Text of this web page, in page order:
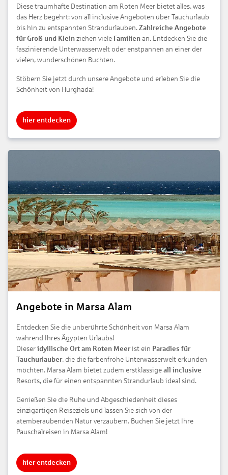
Diese traumhafte Destination am Roten Meer bietet alles, was
das Herz begehrt: von all inclusive Angeboten über Tauchurlaub
bis hin zu entspannten Strandurlauben. Zahlreiche Angebote
für Groß und Klein ziehen viele Familien an. Entdecken Sie die
faszinierende Unterwasserwelt oder enstpannen an einer der
vielen, wunderschönen Buchten.
Stöbern Sie jetzt durch unsere Angebote und erleben Sie die
Schönheit von Hurghada!
hier entdecken
Angebote in Marsa Alam
Entdecken Sie die unberührte Schönheit von Marsa Alam
während Ihres Ägypten Urlaubs!
Dieser idyllische Ort am Roten Meerist ein Paradies für
Tauchurlauber, die die farbenfrohe Unterwasserwelt erkunden
möchten. Marsa Alam bietet zudem erstklassige all inclusive
Resorts, die für einen entspannten Strandurlaub ideal sind.
Genießen Sie die Ruhe und Abgeschiedenheit dieses
einzigartigen Reiseziels und lassen Sie sich von der
atemberaubenden Natur verzaubern. Buchen Sie jetzt Ihre
Pauschalreisen in Marsa Alam!
hier entdecken